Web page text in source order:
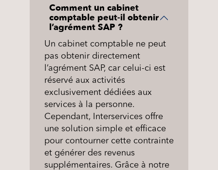
Comment un cabinet
comptable peut-il obtenir
l’agrément SAP ?
Un cabinet comptable ne peut
pas obtenir directement
l’agrément SAP, car celui-ci est
réservé aux activités
exclusivement dédiées aux
services à la personne.
Cependant, Interservices offre
une solution simple et efficace
pour contourner cette contrainte
et générer des revenus
supplémentaires. Grâce à notre